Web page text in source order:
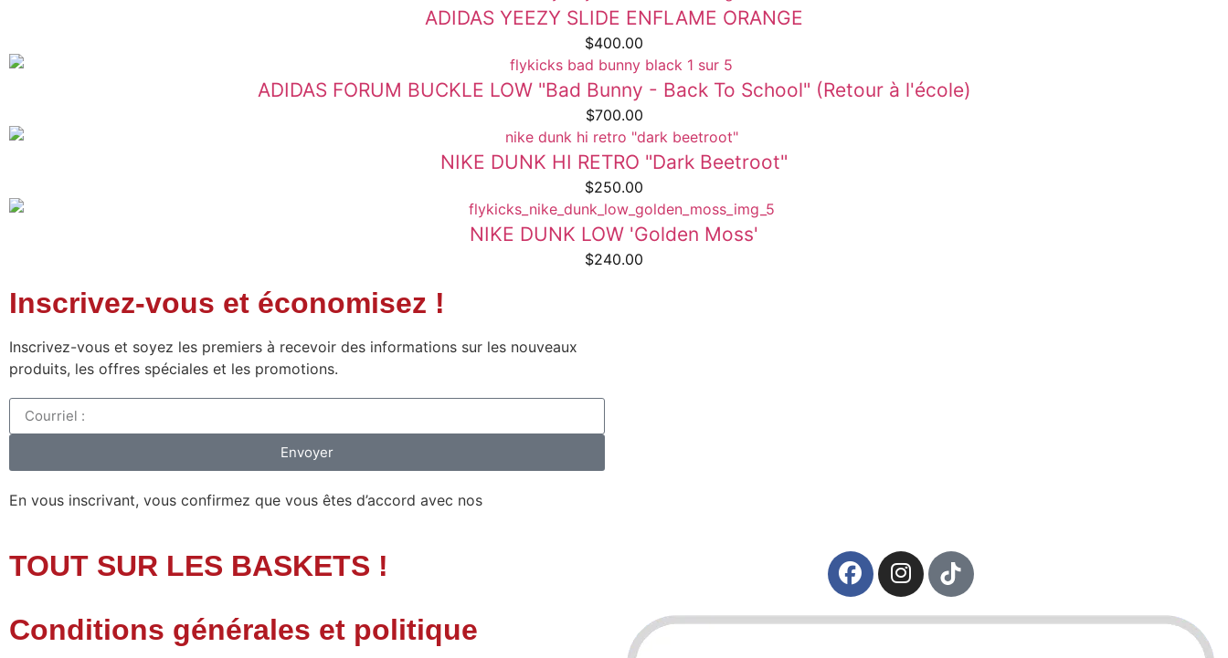
ADIDAS YEEZY SLIDE ENFLAME ORANGE
$400.00
ADIDAS FORUM BUCKLE LOW "Bad Bunny - Back To School" (Retour à l'école)
$700.00
NIKE DUNK HI RETRO "Dark Beetroot"
$250.00
NIKE DUNK LOW 'Golden Moss'
$240.00
Inscrivez-vous et économisez !
Inscrivez-vous et soyez les premiers à recevoir des informations sur les nouveaux
produits, les offres spéciales et les promotions.
Envoyer
En vous inscrivant, vous confirmez que vous êtes d’accord avec nos
TOUT SUR LES BASKETS !
Conditions générales et politique